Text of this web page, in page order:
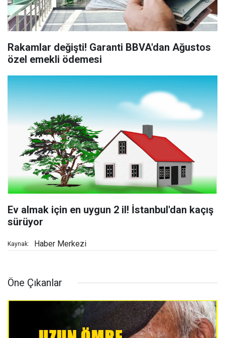
Rakamlar değişti! Garanti BBVA'dan Ağustos
özel emekli ödemesi
Ev almak için en uygun 2 il! İstanbul'dan kaçış
sürüyor
Kaynak: Haber Merkezi
Öne Çıkanlar